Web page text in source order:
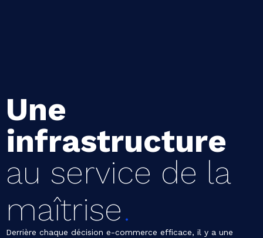
Une
infrastructure
au service de la
maîtrise
Derrière chaque décision e-commerce efficace, il y a une